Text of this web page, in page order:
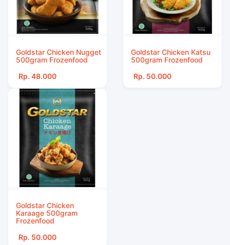
Goldstar Chicken Nugget
500gram Frozenfood
Rp. 48.000
Goldstar Chicken Katsu
500gram Frozenfood
Rp. 50.000
Goldstar Chicken
Karaage 500gram
Frozenfood
Rp. 50.000